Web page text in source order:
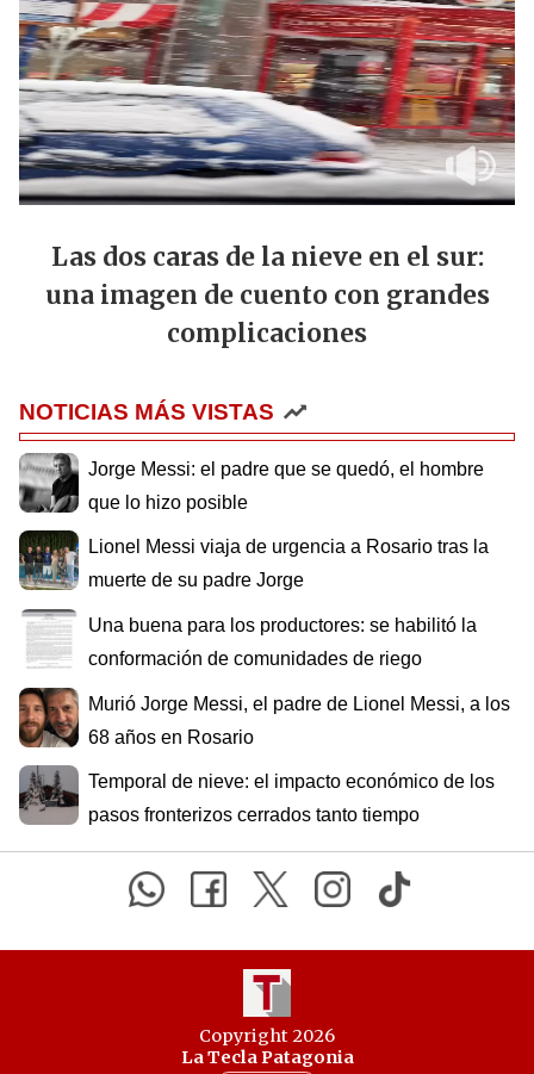
Las dos caras de la nieve en el sur:
una imagen de cuento con grandes
complicaciones
NOTICIAS MÁS VISTAS
Jorge Messi: el padre que se quedó, el hombre
que lo hizo posible
Lionel Messi viaja de urgencia a Rosario tras la
muerte de su padre Jorge
Una buena para los productores: se habilitó la
conformación de comunidades de riego
Murió Jorge Messi, el padre de Lionel Messi, a los
68 años en Rosario
Temporal de nieve: el impacto económico de los
pasos fronterizos cerrados tanto tiempo
Copyright 2026
La Tecla Patagonia